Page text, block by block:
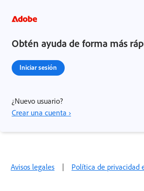
Obtén ayuda de forma más
Iniciar sesión
¿Nuevo usuario?
Crear una cuenta ›
Avisos legales | Política de privacidad